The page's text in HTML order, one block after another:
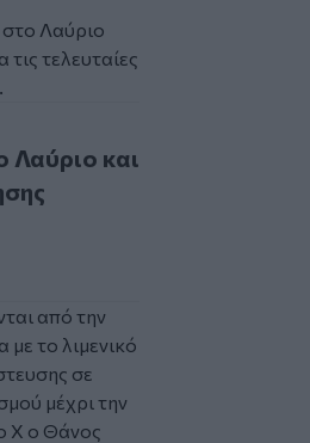
Λαύριο
τελευταίες
εκεί απευθείας σε κέντρα
Λαύριο και
από την
το λιμενικό
σε
μέχρι την
X ο Θάνος